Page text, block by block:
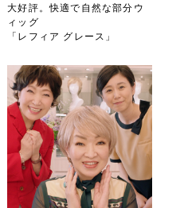
大好評。快適で自然な部分ウ
ィッグ
「レフィア グレース」